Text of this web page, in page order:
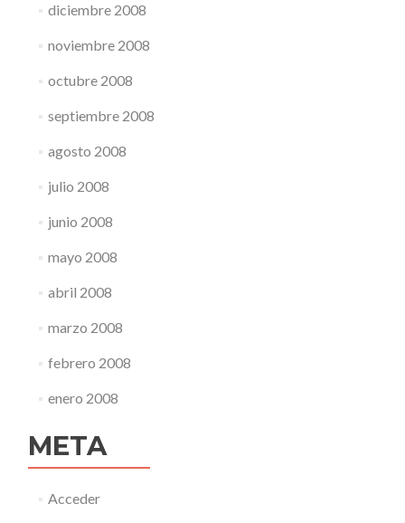
diciembre 2008
noviembre 2008
octubre 2008
septiembre 2008
agosto 2008
julio 2008
junio 2008
mayo 2008
abril 2008
marzo 2008
febrero 2008
enero 2008
META
Acceder